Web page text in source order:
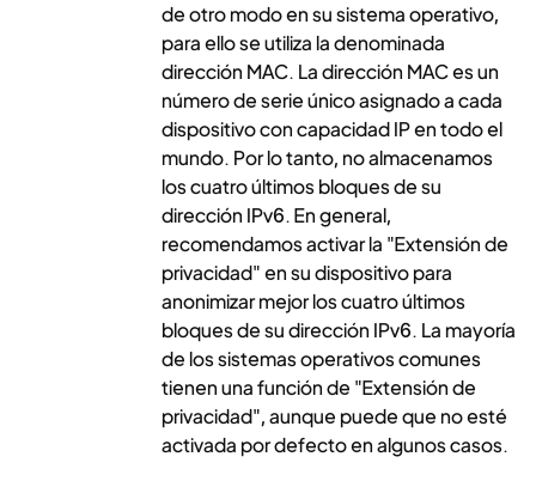
de otro modo en su sistema operativo,
para ello se utiliza la denominada
dirección MAC. La dirección MAC es un
número de serie único asignado a cada
dispositivo con capacidad IP en todo el
mundo. Por lo tanto, no almacenamos
los cuatro últimos bloques de su
dirección IPv6. En general,
recomendamos activar la "Extensión de
privacidad" en su dispositivo para
anonimizar mejor los cuatro últimos
bloques de su dirección IPv6. La mayoría
de los sistemas operativos comunes
tienen una función de "Extensión de
privacidad", aunque puede que no esté
activada por defecto en algunos casos.